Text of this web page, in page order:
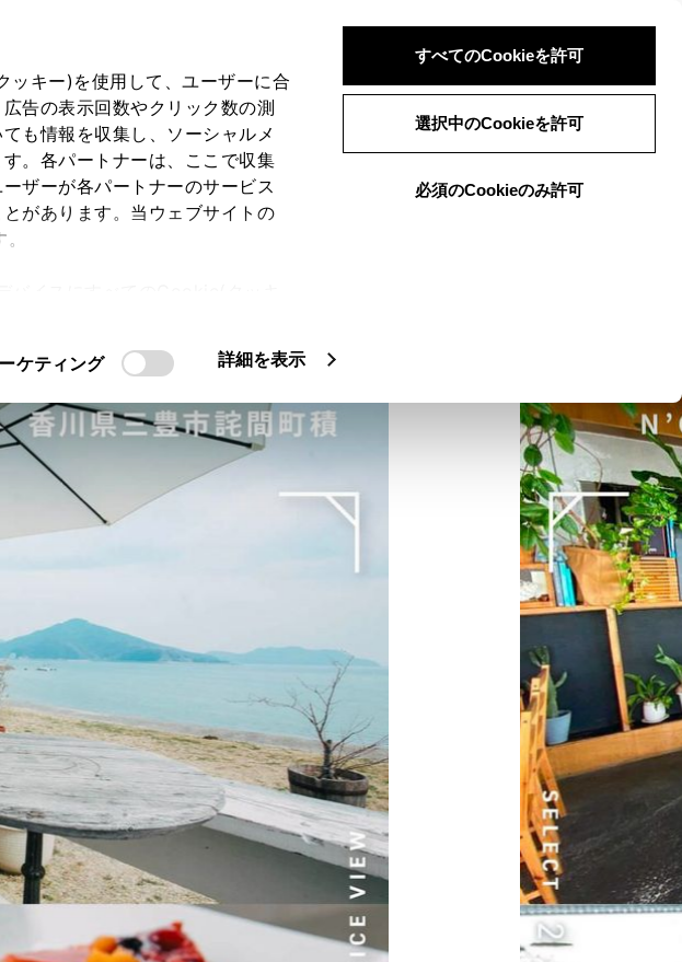
ッキー)を使用して、ユーザーに合
告の表示回数やクリック数の測
も情報を収集し、ソーシャルメ
。各パートナーは、ここで収集
ザーが各パートナーのサービス
があります。当ウェブサイトの
ケティング 詳細を表示
すべてのCookieを許可
選択中のCookieを許可
必須のCookieのみ許可
ログイン 検索 メニュー
STORY SNAP おでかけ トヨタグラムCOLLECTIONヤングタイマーラヴァー